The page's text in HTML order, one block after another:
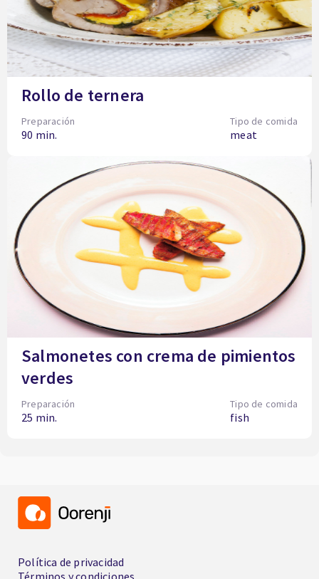
Rollo de ternera
Preparación
90 min.
Tipo de comida
meat
Salmonetes con crema de pimientos
verdes
Preparación
25 min.
Tipo de comida
fish
Política de privacidad
Términos y condiciones